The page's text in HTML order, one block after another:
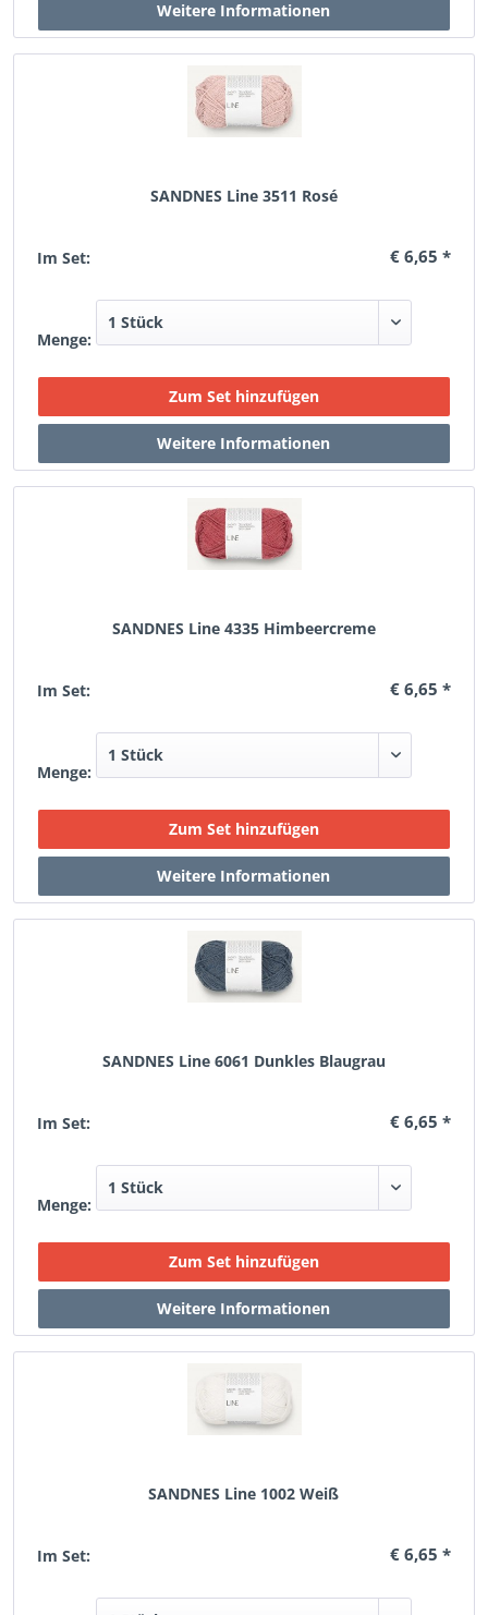
SANDNES Line 3511 Rosé
Im Set: € 6,65 *
Menge:
SANDNES Line 4335 Himbeercreme
Im Set: € 6,65 *
Menge:
SANDNES Line 6061 Dunkles Blaugrau
Im Set: € 6,65 *
Menge:
SANDNES Line 1002 Weiß
Im Set: € 6,65 *